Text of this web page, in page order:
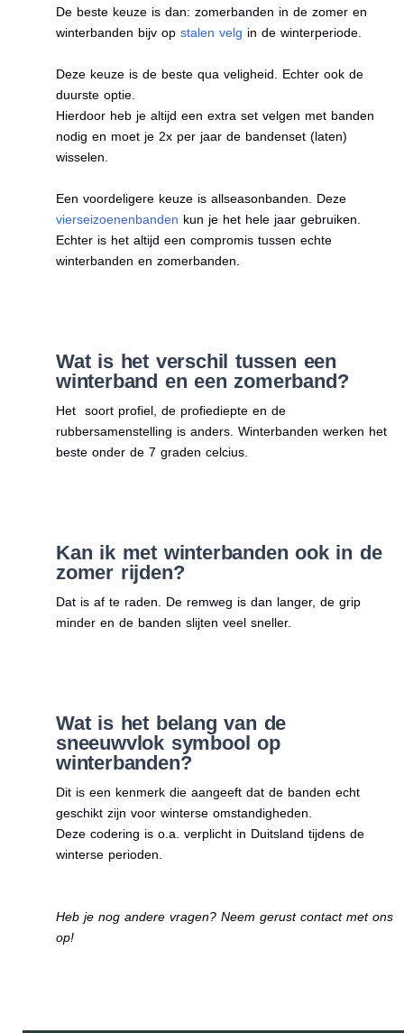
De beste keuze is dan: zomerbanden in de zomer en
winterbanden bijv op stalen velg in de winterperiode.
Deze keuze is de beste qua veligheid. Echter ook de
duurste optie.
Hierdoor heb je altijd een extra set velgen met banden
nodig en moet je 2x per jaar de bandenset (laten)
wisselen.
Een voordeligere keuze is allseasonbanden. Deze
vierseizoenenbanden kun je het hele jaar gebruiken.
Echter is het altijd een compromis tussen echte
winterbanden en zomerbanden.
Wat is het verschil tussen een
winterband en een zomerband?
Het soort profiel, de profiediepte en de
rubbersamenstelling is anders. Winterbanden werken het
beste onder de 7 graden celcius.
Kan ik met winterbanden ook in de
zomer rijden?
Dat is af te raden. De remweg is dan langer, de grip
minder en de banden slijten veel sneller.
Wat is het belang van de
sneeuwvlok symbool op
winterbanden?
Dit is een kenmerk die aangeeft dat de banden echt
geschikt zijn voor winterse omstandigheden.
Deze codering is o.a. verplicht in Duitsland tijdens de
winterse perioden.
Heb je nog andere vragen? Neem gerust contact met ons
op!